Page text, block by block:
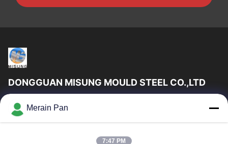
DONGGUAN MISUNG MOULD STEEL CO.,LTD
DongGuan Misung ছাঁচ ইস্পাত কোং লিমিটেড সরবরাহ প্লাস্টিক ডাই স্টিল, গরম
কাজ ইস্পাত, ঠান্ডা কাজ ইস্পাত, খাদ কাঠামোগত ইস্পাত
গুরুত্বপূর্ণ সংযোগ
Merain Pan
7:47 PM